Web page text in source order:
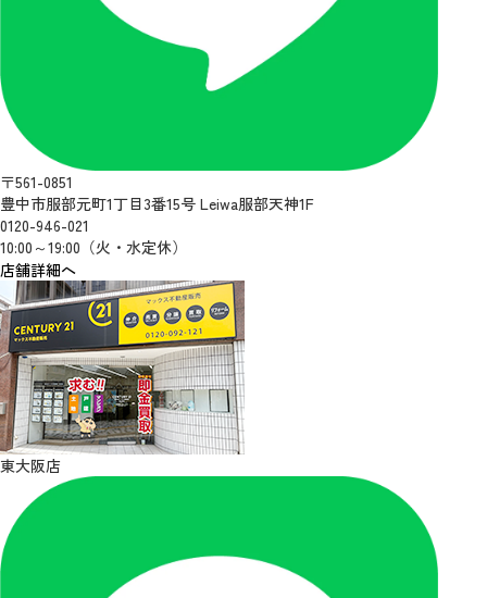
〒561-0851
豊中市服部元町1丁目3番15号 Leiwa服部天神1F
0120-946-021
10:00～19:00（火・水定休）
店舗詳細へ
東大阪店